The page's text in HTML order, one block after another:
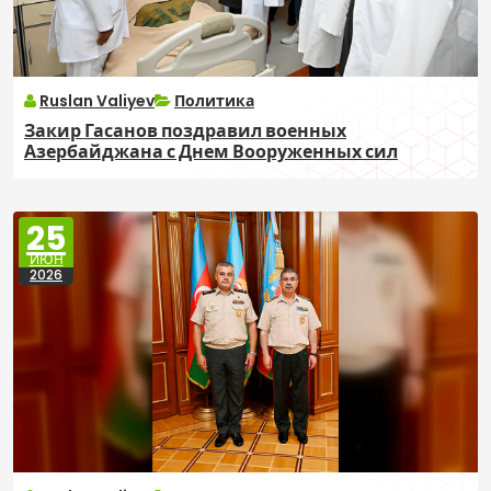
Ruslan Valiyev Политика
Закир Гасанов поздравил военных
Азербайджана с Днем Вооруженных сил
25
ИЮН
2026